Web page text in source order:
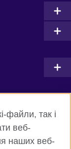
файли, так і
веб-
наших веб-